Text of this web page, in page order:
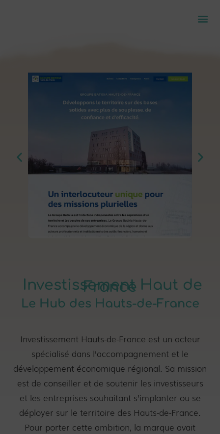
Investissement Haut de
France
Le Hub des Hauts-de-France
Investissement Hauts-de-France est un acteur
spécialisé dans l’accompagnement et le
développement économique régional. Sa mission
est de conseiller et de soutenir les investisseurs
et les entreprises souhaitant s’implanter ou se
déployer sur le territoire des Hauts-de-France.
Pour porter cette ambition, la marque avait